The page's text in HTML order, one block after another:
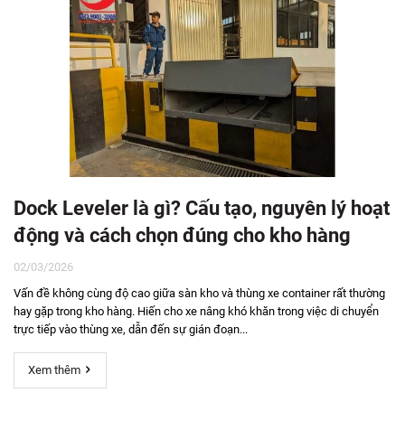
Dock Leveler là gì? Cấu tạo, nguyên lý hoạt
động và cách chọn đúng cho kho hàng
02/03/2026
Vấn đề không cùng độ cao giữa sàn kho và thùng xe container rất thường
hay gặp trong kho hàng. Hiến cho xe nâng khó khăn trong việc di chuyển
trực tiếp vào thùng xe, dẫn đến sự gián đoạn...
Xem thêm